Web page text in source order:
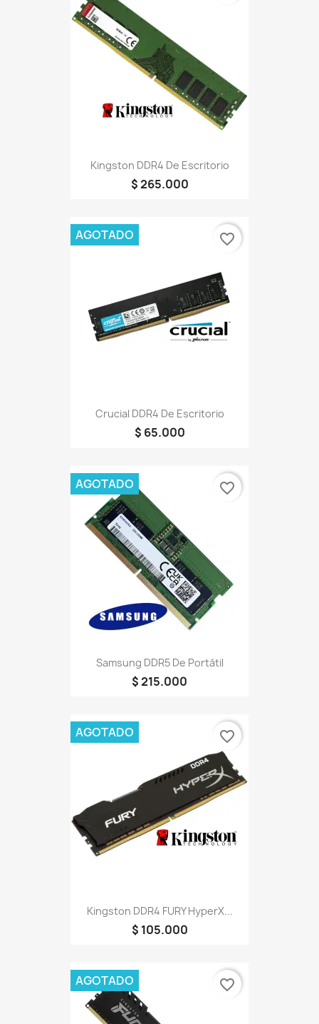
Kingston DDR4 De Escritorio
$ 265.000
Crucial DDR4 De Escritorio
$ 65.000
AGOTADO favorite_border
Samsung DDR5 De Portátil
$ 215.000
AGOTADO favorite_border
Kingston DDR4 FURY HyperX...
$ 105.000
AGOTADO favorite_border
AGOTADO favorite_border